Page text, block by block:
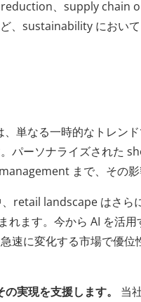
reduction、supply chain
、sustainability におい
、単なる一時的なトレン
パーソナライズされた
まで、その影
、retail landscape はさ
ます。今から AI を活
速に変化する市場で優
実現を支援します。
当